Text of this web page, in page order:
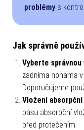
problémy s
Jak správně
Vyberte
zadníma nohama
Doporučujeme
Vložení
pásu absorpční
před protečením.